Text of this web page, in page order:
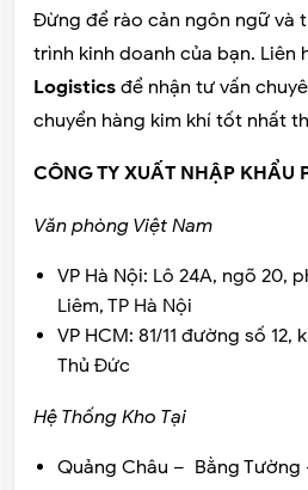
Đừng để rào cản ngôn ngữ và
trình kinh doanh của bạn. Liên
Logistics để nhận tư vấn
chuyển hàng kim khí tốt nhất
CÔNG TY XUẤT NHẬP KHẨU
Văn phòng Việt Nam
VP Hà Nội: Lô 24A, ngõ 20,
Liêm, TP Hà Nội
VP HCM: 81/11 đường số 12,
Thủ Đức
Hệ Thống Kho Tại
Quảng Châu – Bằng Tường